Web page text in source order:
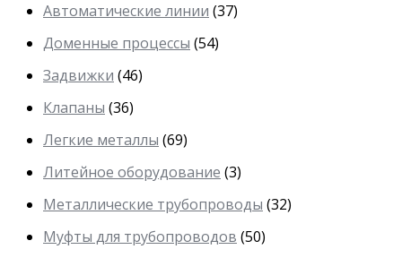
Автоматические линии (37)
Доменные процессы (54)
Задвижки (46)
Клапаны (36)
Легкие металлы (69)
Литейное оборудование (3)
Металлические трубопроводы (32)
Муфты для трубопроводов (50)